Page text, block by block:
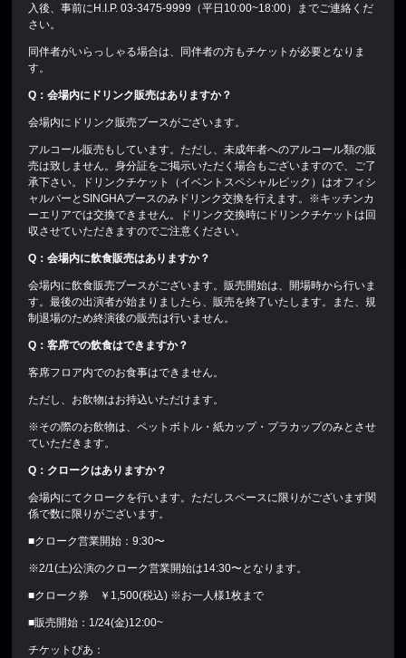
入後、事前にH.I.P. 03-3475-9999（平日10:00~18:00）までご連絡くだ
さい。
同伴者がいらっしゃる場合は、同伴者の方もチケットが必要となりま
す。
Q ：会場内にドリンク販売はありますか？
会場内にドリンク販売ブースがございます。
アルコール販売もしています。ただし、未成年者へのアルコール類の販
売は致しません。身分証をご掲示いただく場合もございますので、ご了
承下さい。ドリンクチケット（イベントスペシャルピック）はオフィシ
ャルバーとSINGHAブースのみドリンク交換を行えます。※キッチンカ
ーエリアでは交換できません。ドリンク交換時にドリンクチケットは回
収させていただきますのでご注意ください。
Q ：会場内に飲食販売はありますか？
会場内に飲食販売ブースがございます。販売開始は、開場時から行いま
す。最後の出演者が始まりましたら、販売を終了いたします。また、規
制退場のため終演後の販売は行いません。
Q ：客席での飲食はできますか？
客席フロア内でのお食事はできません。
ただし、お飲物はお持込いただけます。
※その際のお飲物は、ペットボトル・紙カップ・プラカップのみとさせ
ていただきます。
Q ：クロークはありますか？
会場内にてクロークを行います。ただしスペースに限りがございます関
係で数に限りがございます。
■クローク営業開始：9:30〜
※2/1(土)公演のクローク営業開始は14:30〜となります。
■クローク券 ￥1,500(税込) ※お一人様1枚まで
■販売開始：1/24(金)12:00~
チケットぴあ：